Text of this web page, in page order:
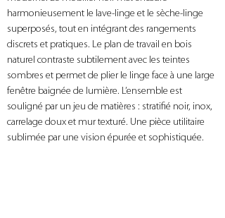
harmonieusement le lave-linge et le sèche-linge
superposés, tout en intégrant des rangements
discrets et pratiques. Le plan de travail en bois
naturel contraste subtilement avec les teintes
sombres et permet de plier le linge face à une large
fenêtre baignée de lumière. L’ensemble est
souligné par un jeu de matières : stratifié noir, inox,
carrelage doux et mur texturé. Une pièce utilitaire
sublimée par une vision épurée et sophistiquée.